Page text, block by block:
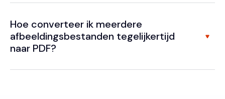
Hoe converteer ik meerdere
afbeeldingsbestanden tegelijkertijd
naar PDF?